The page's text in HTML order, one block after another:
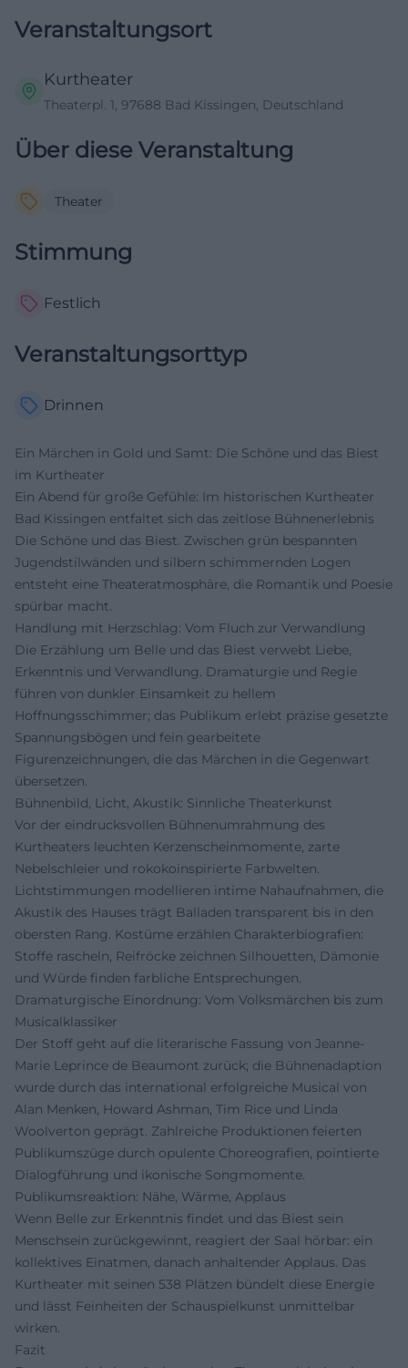
Veranstaltungsort
Kurtheater
Theaterpl. 1, 97688 Bad Kissingen, Deutschland
Über diese Veranstaltung
Theater
Stimmung
Festlich
Veranstaltungsorttyp
Drinnen
Ein Märchen in Gold und Samt: Die Schöne und das Biest
im Kurtheater
Ein Abend für große Gefühle: Im historischen Kurtheater
Bad Kissingen entfaltet sich das zeitlose Bühnenerlebnis
Die Schöne und das Biest. Zwischen grün bespannten
Jugendstilwänden und silbern schimmernden Logen
entsteht eine Theateratmosphäre, die Romantik und Poesie
spürbar macht.
Handlung mit Herzschlag: Vom Fluch zur Verwandlung
Die Erzählung um Belle und das Biest verwebt Liebe,
Erkenntnis und Verwandlung. Dramaturgie und Regie
führen von dunkler Einsamkeit zu hellem
Hoffnungsschimmer; das Publikum erlebt präzise gesetzte
Spannungsbögen und fein gearbeitete
Figurenzeichnungen, die das Märchen in die Gegenwart
übersetzen.
Bühnenbild, Licht, Akustik: Sinnliche Theaterkunst
Vor der eindrucksvollen Bühnenumrahmung des
Kurtheaters leuchten Kerzenscheinmomente, zarte
Nebelschleier und rokokoinspirierte Farbwelten.
Lichtstimmungen modellieren intime Nahaufnahmen, die
Akustik des Hauses trägt Balladen transparent bis in den
obersten Rang. Kostüme erzählen Charakterbiografien:
Stoffe rascheln, Reifröcke zeichnen Silhouetten, Dämonie
und Würde finden farbliche Entsprechungen.
Dramaturgische Einordnung: Vom Volksmärchen bis zum
Musicalklassiker
Der Stoff geht auf die literarische Fassung von Jeanne-
Marie Leprince de Beaumont zurück; die Bühnenadaption
wurde durch das international erfolgreiche Musical von
Alan Menken, Howard Ashman, Tim Rice und Linda
Woolverton geprägt. Zahlreiche Produktionen feierten
Publikumszüge durch opulente Choreografien, pointierte
Dialogführung und ikonische Songmomente.
Publikumsreaktion: Nähe, Wärme, Applaus
Wenn Belle zur Erkenntnis findet und das Biest sein
Menschsein zurückgewinnt, reagiert der Saal hörbar: ein
kollektives Einatmen, danach anhaltender Applaus. Das
Kurtheater mit seinen 538 Plätzen bündelt diese Energie
und lässt Feinheiten der Schauspielkunst unmittelbar
wirken.
Fazit